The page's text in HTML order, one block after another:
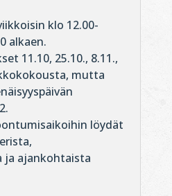
klo 12.00-
alkaen.
11.10, 25.10., 8.11.,
mutta
löydät
ja ajankohtaista